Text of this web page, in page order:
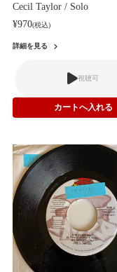
Cecil Taylor / Solo
¥970(税込)
詳細を見る
視聴可